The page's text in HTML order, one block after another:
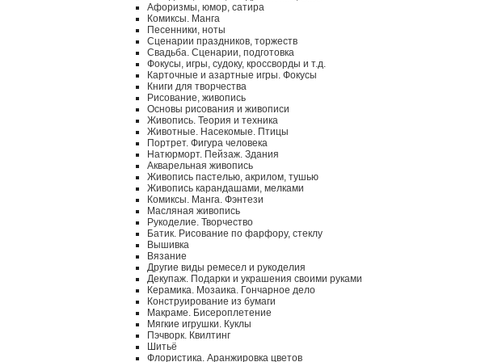
Афоризмы, юмор, сатира
Комиксы. Манга
Песенники, ноты
Сценарии праздников, торжеств
Свадьба. Сценарии, подготовка
Фокусы, игры, судоку, кроссворды и т.д.
Карточные и азартные игры. Фокусы
Книги для творчества
Рисование, живопись
Основы рисования и живописи
Живопись. Теория и техника
Животные. Насекомые. Птицы
Портрет. Фигура человека
Натюрморт. Пейзаж. Здания
Акварельная живопись
Живопись пастелью, акрилом, тушью
Живопись карандашами, мелками
Комиксы. Манга. Фэнтези
Масляная живопись
Рукоделие. Творчество
Батик. Рисование по фарфору, стеклу
Вышивка
Вязание
Другие виды ремесел и рукоделия
Декупаж. Подарки и украшения своими руками
Керамика. Мозаика. Гончарное дело
Конструирование из бумаги
Макраме. Бисероплетение
Мягкие игрушки. Куклы
Пэчворк. Квилтинг
Шитьё
Флористика. Аранжировка цветов